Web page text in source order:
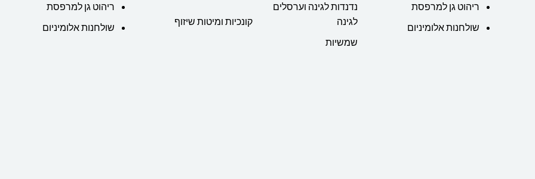
ריהוט גן למרפסת
שולחנות אלומיניום
נדנדות לגינה וערסלים
לגינה
קונכיות ומיטות שיזוף
שמשיות
ריהוט גן למרפסת
שולחנות אלומיניום